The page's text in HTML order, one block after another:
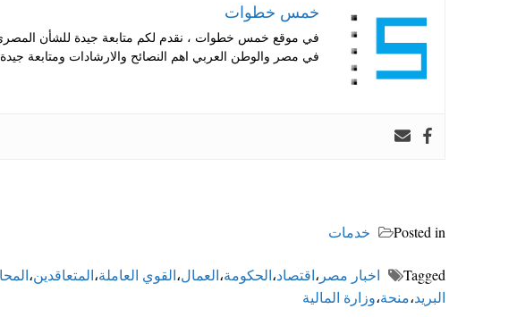
خمس خطوات
في موقع خمس خطوات ، نقدم لكم متابعة جيدة للشأن المصري
في مصر والوطن العربي اهم النصائح والارشادات ومتابعة
Posted in خدمات
Tagged اخبار مصر ،اقتصاد،الحكومة،العمال،القوي العاملة،المتعاقدين،
البريد،منحة،وزارة المالية